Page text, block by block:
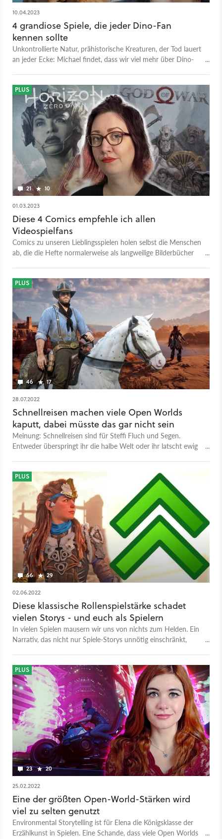
10.04.2023
4 grandiose Spiele, die jeder Dino-Fan
kennen sollte
Unkontrollierte Natur, prähistorische Kreaturen, der Tod lauert
an jeder Ecke: Michael findet, dass wir viel mehr über Dino-
21 10
PLUS
01.03.2023
Diese 4 Comics empfehle ich allen
Videospielfans
Comics zu unseren Lieblingsspielen holen selbst die Menschen
ab, die die Hefte normalerweise als langweilige Bilderbücher
46 17
PLUS
28.07.2022
Schnellreisen machen viele Open Worlds
kaputt, dabei müsste das gar nicht sein
Meinung: Schnellreisen sind für Steffi Fluch und Segen.
Entweder überspringt ihr die halbe Welt oder ihr latscht ewig
66 29
PLUS
02.06.2022
Diese klassische Rollenspielstärke schadet
vielen Storys - und euch als Spielern
In vielen Spielen mausern wir uns von nichts zum Helden. Ein
Narrativ, das nicht nur Spiele-Storys unnötig einschränkt,
23 20
PLUS
25.02.2022
Eine der größten Open-World-Stärken wird
viel zu selten genutzt
Environmental Storytelling ist für Elena die Königsklasse der
Erzählkunst in Spielen. Eine Schande, dass viele Open Worlds